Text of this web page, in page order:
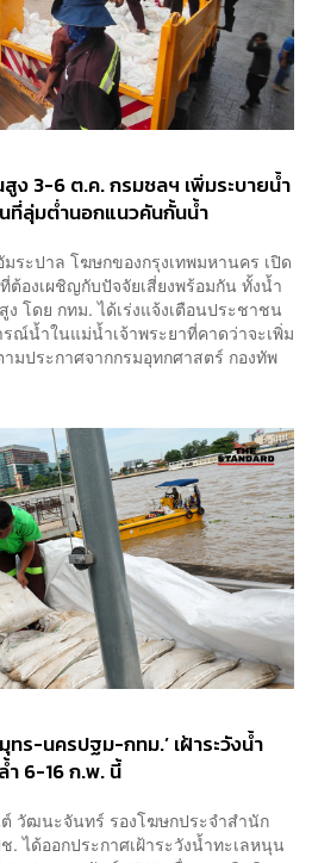
ง 3-6 ต.ค. กรมชลฯ เพิ่มระบายน้ำ
นที่ลุ่มต่ำนอกแนวคันกั้นน้ำ
ระปาล โฆษกของกรุงเทพมหานคร เปิด
องเผชิญกับปัจจัยเสี่ยงพร้อมกัน ทั้งน้ำ
โดย กทม. ได้เร่งแจ้งเตือนประชาชน
ณ์น้ำในแม่น้ำเจ้าพระยาที่คาดว่าจะเพิ่ม
ประกาศจากกรมอุทกศาสตร์ กองทัพ
ทร-นครปฐม-กทม.’ เฝ้าระวังน้ำ
ำ 6-16 ก.พ. นี้
วัฒนะจันทร์ รองโฆษกประจำสำนัก
. ได้ออกประกาศเฝ้าระวังน้ำทะเลหนุน